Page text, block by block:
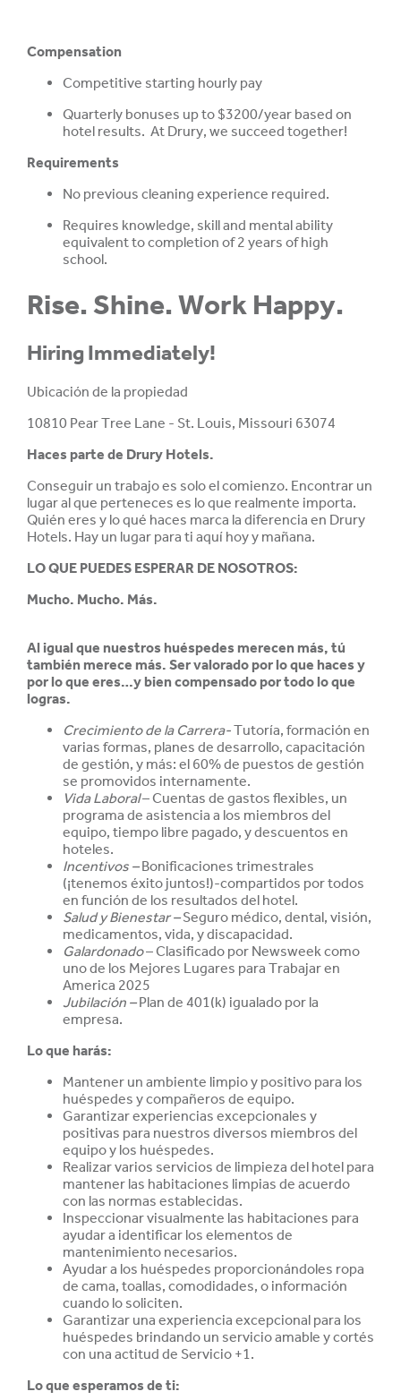
Compensation
Competitive starting hourly pay
Quarterly bonuses up to $3200/year based on
hotel results. At Drury, we succeed together!
Requirements
No previous cleaning experience required.
Requires knowledge, skill and mental ability
equivalent to completion of 2 years of high
school.
Rise. Shine. Work Happy.
Hiring Immediately!
Ubicación de la propiedad
10810 Pear Tree Lane - St. Louis, Missouri 63074
Haces parte de Drury Hotels.
Conseguir un trabajo es solo el comienzo. Encontrar un
lugar al que perteneces es lo que realmente importa.
Quién eres y lo qué haces marca la diferencia en Drury
Hotels. Hay un lugar para ti aquí hoy y mañana.
LO QUE PUEDES ESPERAR DE NOSOTROS:
Mucho. Mucho. Más.
Al igual que nuestros huéspedes merecen más, tú
también merece más. Ser valorado por lo que haces y
por lo que eres…y bien compensado por todo lo que
logras.
Crecimiento de la Carrera-Tutoría, formación en
varias formas, planes de desarrollo, capacitación
de gestión, y más: el 60% de puestos de gestión
se promovidos internamente.
Vida Laboral– Cuentas de gastos flexibles, un
programa de asistencia a los miembros del
equipo, tiempo libre pagado, y descuentos en
hoteles.
Incentivos –Bonificaciones trimestrales
(¡tenemos éxito juntos!)-compartidos por todos
en función de los resultados del hotel.
Salud yBienestar –Seguro médico, dental, visión,
medicamentos, vida, y discapacidad.
Galardonado– Clasificado por Newsweek como
uno de los Mejores Lugares para Trabajar en
America 2025
Jubilación –Plan de 401(k) igualado por la
empresa.
Lo que harás:
Mantener un ambiente limpio y positivo para los
huéspedes y compañeros de equipo.
Garantizar experiencias excepcionales y
positivas para nuestros diversos miembros del
equipo y los huéspedes.
Realizar varios servicios de limpieza del hotel para
mantener las habitaciones limpias de acuerdo
con las normas establecidas.
Inspeccionar visualmente las habitaciones para
ayudar a identificar los elementos de
mantenimiento necesarios.
Ayudar a los huéspedes proporcionándoles ropa
de cama, toallas, comodidades, o información
cuando lo soliciten.
Garantizar una experiencia excepcional para los
huéspedes brindando un servicio amable y cortés
con una actitud de Servicio +1.
Lo que esperamos de ti: